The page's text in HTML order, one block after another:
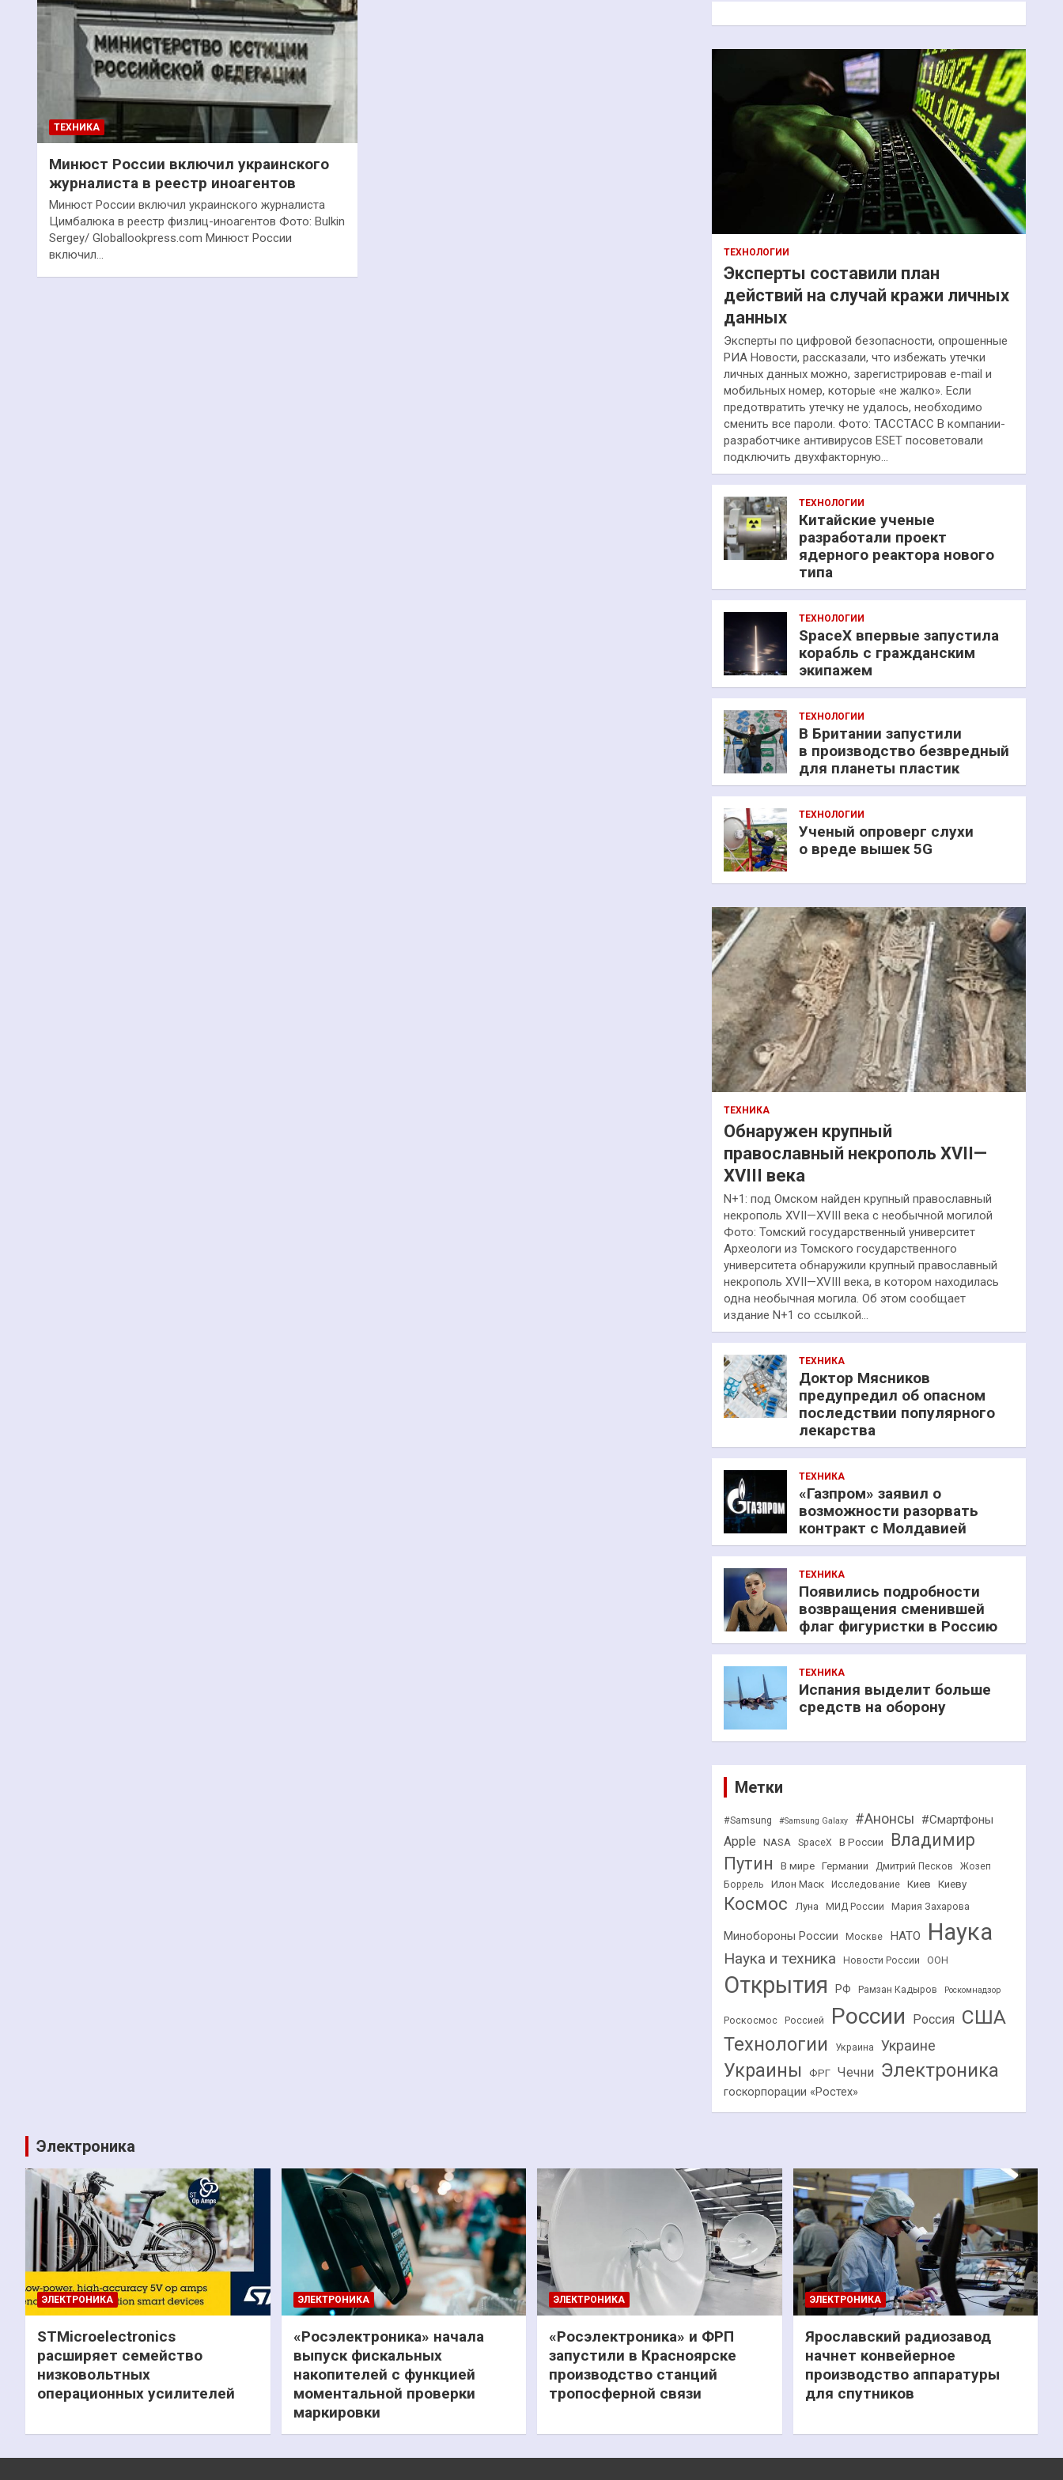
ТЕХНИКА
Минюст России включил украинского
журналиста в реестр иноагентов
Минюст России включил украинского журналиста
Цимбалюка в реестр физлиц-иноагентов Фото: Bulkin
Sergey/ Globallookpress.com Минюст России
включил…
к
ТЕХНОЛОГИИ
Эксперты составили план
действий на случай кражи личных
данных
Эксперты по цифровой безопасности, опрошенные
РИА Новости, рассказали, что избежать утечки
личных данных можно, зарегистрировав e-mail и
мобильных номер, которые «не жалко». Если
предотвратить утечку не удалось, необходимо
сменить все пароли. Фото: ТАССТАСС В компании-
разработчике антивирусов ESET посоветовали
подключить двухфакторную…
ТЕХНОЛОГИИ
Китайские ученые
разработали проект
ядерного реактора нового
типа
ТЕХНОЛОГИИ
SpaceX впервые запустила
корабль с гражданским
экипажем
ТЕХНОЛОГИИ
В Британии запустили
в производство безвредный
для планеты пластик
ТЕХНОЛОГИИ
Ученый опроверг слухи
о вреде вышек 5G
ТЕХНИКА
Обнаружен крупный
православный некрополь XVII—
XVIII века
N+1: под Омском найден крупный православный
некрополь XVII—XVIII века с необычной могилой
Фото: Томский государственный университет
Археологи из Томского государственного
университета обнаружили крупный православный
некрополь XVII—XVIII века, в котором находилась
одна необычная могила. Об этом сообщает
издание N+1 со ссылкой…
ТЕХНИКА
Доктор Мясников
предупредил об опасном
последствии популярного
лекарства
ТЕХНИКА
«Газпром» заявил о
возможности разорвать
контракт с Молдавией
ТЕХНИКА
Появились подробности
возвращения сменившей
флаг фигуристки в Россию
ТЕХНИКА
Испания выделит больше
средств на оборону
Метки
#Samsung #Samsung Galaxy #Анонсы #Смартфоны
Apple NASA SpaceX В России
Владимир
Путин
В мире Германии Дмитрий Песков
Жозеп
Боррель
Илон Маск Исследование Киев Киеву
Космос Луна МИД России Мария Захарова
Минобороны России Москве НАТО Наука
Наука и техника Новости России ООН
Открытия РФ Рамзан Кадыров Роскомнадзор
Роскосмос Россией России Россия США
Технологии Украина Украине
Украины ФРГ Чечни Электроника
госкорпорации «Ростех»
Электроника
ЭЛЕКТРОНИКА
STMicroelectronics
расширяет семейство
низковольтных
операционных усилителей
ЭЛЕКТРОНИКА
«Росэлектроника» начала
выпуск фискальных
накопителей с функцией
моментальной проверки
маркировки
ЭЛЕКТРОНИКА
«Росэлектроника» и ФРП
запустили в Красноярске
производство станций
тропосферной связи
ЭЛЕКТРОНИКА
Ярославский радиозавод
начнет конвейерное
производство аппаратуры
для спутников